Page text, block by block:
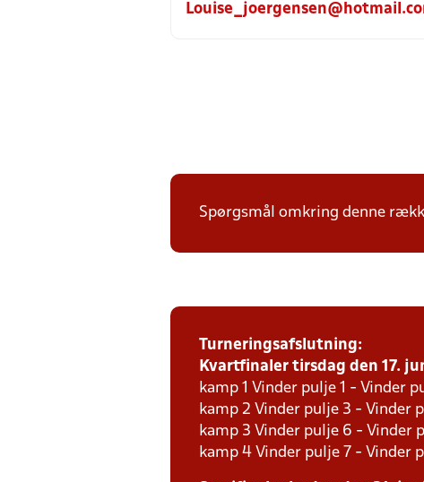
Spørgsmål omkring denne
Turneringsafslutning:
Kvartfinaler tirsdag den 17.
kamp 1 Vinder pulje 1 - Vinder
kamp 2 Vinder pulje 3 - Vinder
kamp 3 Vinder pulje 6 - Vinder
kamp 4 Vinder pulje 7 - Vinder